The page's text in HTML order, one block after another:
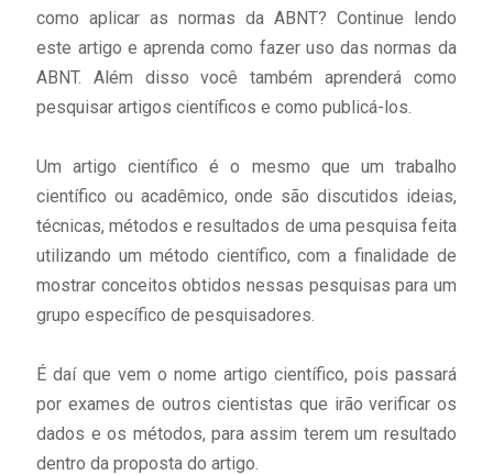
como aplicar as normas da ABNT? Continue lendo
este artigo e aprenda como fazer uso das normas da
ABNT. Além disso você também aprenderá como
pesquisar artigos científicos e como publicá-los.
Um artigo científico é o mesmo que um trabalho
científico ou acadêmico, onde são discutidos ideias,
técnicas, métodos e resultados de uma pesquisa feita
utilizando um método científico, com a finalidade de
mostrar conceitos obtidos nessas pesquisas para um
grupo específico de pesquisadores.
É daí que vem o nome artigo científico, pois passará
por exames de outros cientistas que irão verificar os
dados e os métodos, para assim terem um resultado
dentro da proposta do artigo.